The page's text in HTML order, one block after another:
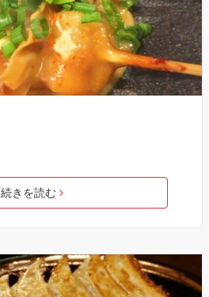
続きを読む